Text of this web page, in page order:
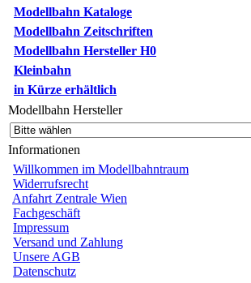
Modellbahn Kataloge
Modellbahn Zeitschriften
Modellbahn Hersteller H0
Kleinbahn
in Kürze erhältlich
Modellbahn Hersteller
Informationen
Willkommen im Modellbahntraum
Widerrufsrecht
Anfahrt Zentrale Wien
Fachgeschäft
Impressum
Versand und Zahlung
Unsere AGB
Datenschutz